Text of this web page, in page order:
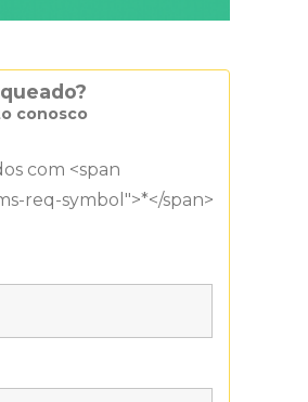
conosco
com <span
req-symbol">*</span>